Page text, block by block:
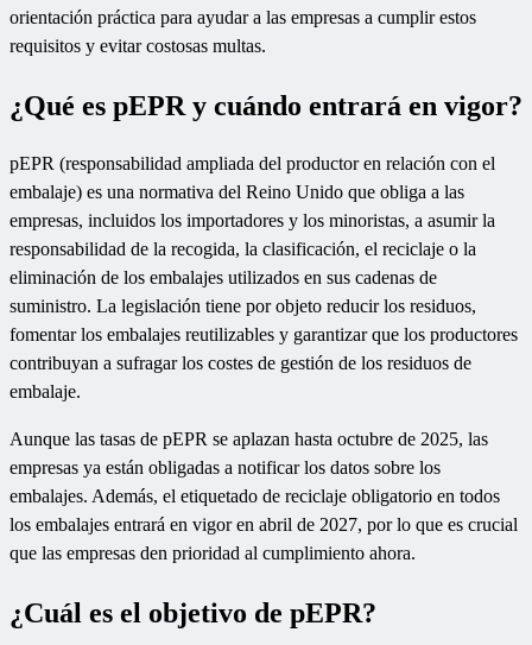
orientación práctica para ayudar a las empresas a cumplir estos
requisitos y evitar costosas multas.
¿Qué es pEPR y cuándo entrará en vigor?
pEPR (responsabilidad ampliada del productor en relación con el
embalaje) es una normativa del Reino Unido que obliga a las
empresas, incluidos los importadores y los minoristas, a asumir la
responsabilidad de la recogida, la clasificación, el reciclaje o la
eliminación de los embalajes utilizados en sus cadenas de
suministro. La legislación tiene por objeto reducir los residuos,
fomentar los embalajes reutilizables y garantizar que los productores
contribuyan a sufragar los costes de gestión de los residuos de
embalaje.
Aunque las tasas de pEPR se aplazan hasta octubre de 2025, las
empresas ya están obligadas a notificar los datos sobre los
embalajes. Además, el etiquetado de reciclaje obligatorio en todos
los embalajes entrará en vigor en abril de 2027, por lo que es crucial
que las empresas den prioridad al cumplimiento ahora.
¿Cuál es el objetivo de pEPR?